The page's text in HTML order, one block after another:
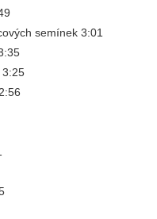
semínek 3:01
3:25